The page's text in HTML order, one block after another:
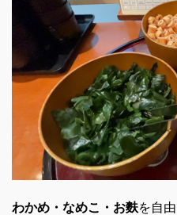
わかめ・なめこ・お麩を自